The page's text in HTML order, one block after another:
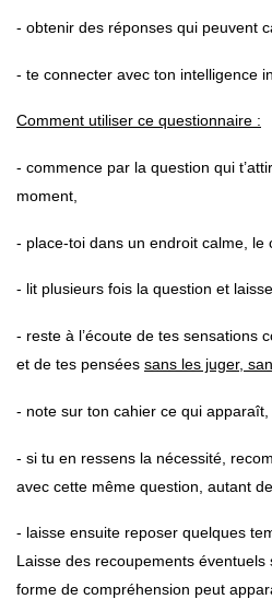
- obtenir des réponses qui peuvent
- te connecter avec ton intelligence
Comment utiliser ce questionnaire :
- commence par la question qui
moment,
- place-toi dans un endroit calme, le
- lit plusieurs fois la question et
- reste à l’écoute de tes sensations
et de tes pensées sans les juger,
- note sur ton cahier ce qui apparaît,
- si tu en ressens la nécessité,
avec cette même question, autant
- laisse ensuite reposer quelques
Laisse des recoupements
forme de compréhension peut